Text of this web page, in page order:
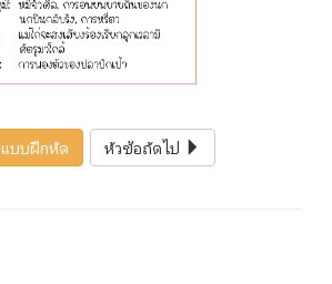
แบบฝึกหัด หัวข้อถัดไป